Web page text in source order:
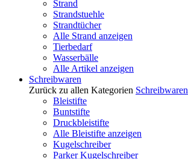
Strand
Strandstuehle
Strandtücher
Alle Strand anzeigen
Tierbedarf
Wasserbälle
Alle Artikel anzeigen
Schreibwaren
Zurück zu allen Kategorien Schreibwaren
Bleistifte
Buntstifte
Druckbleistifte
Alle Bleistifte anzeigen
Kugelschreiber
Parker Kugelschreiber